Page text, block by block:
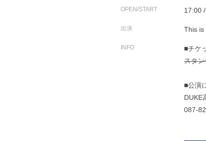
OPEN/START 17:00
出演 This is
INFO ■チケ
スタ
■公演
DUKE
087-